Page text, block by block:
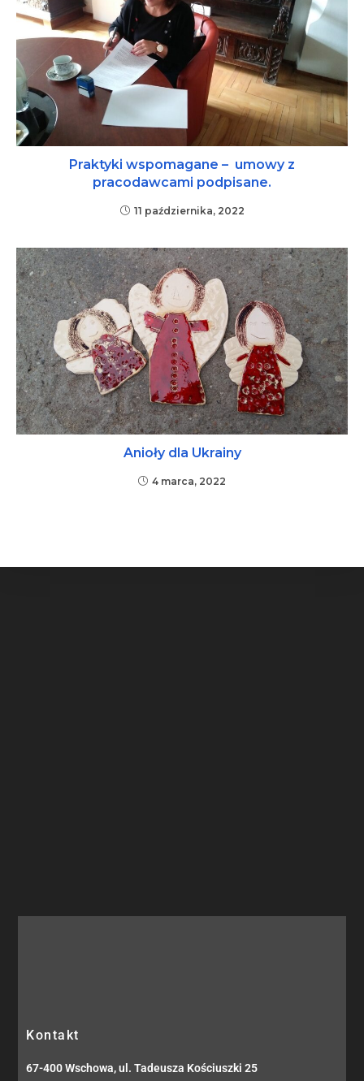
Praktyki wspomagane – umowy z
pracodawcami podpisane.
11 października, 2022
Anioły dla Ukrainy
4 marca, 2022
Kontakt
67-400 Wschowa, ul. Tadeusza Kościuszki 25